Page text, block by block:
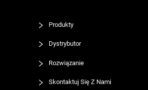
Produkty
Dystrybutor
Rozwiązanie
Skontaktuj Się Z Nami